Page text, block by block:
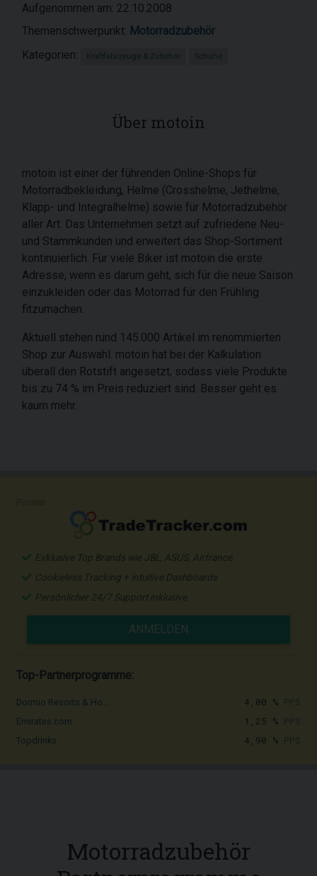
Aufgenommen am: 22.10.2008
Themenschwerpunkt: Motorradzubehör
Kategorien:
Kraftfahrzeuge & Zubehör Schuhe
Über motoin
motoin ist einer der führenden Online-Shops für
Motorradbekleidung, Helme (Crosshelme, Jethelme,
Klapp- und Integralhelme) sowie für Motorradzubehör
aller Art. Das Unternehmen setzt auf zufriedene Neu-
und Stammkunden und erweitert das Shop-Sortiment
kontinuierlich. Für viele Biker ist motoin die erste
Adresse, wenn es darum geht, sich für die neue Saison
einzukleiden oder das Motorrad für den Frühling
fitzumachen.
Aktuell stehen rund 145.000 Artikel im renommierten
Shop zur Auswahl. motoin hat bei der Kalkulation
überall den Rotstift angesetzt, sodass viele Produkte
bis zu 74 % im Preis reduziert sind. Besser geht es
kaum mehr.
Exklusive Top Brands wie JBL, ASUS, Airfrance
Cookieless Tracking + intuitive Dashboards
Persönlicher 24/7 Support inklusive
ANMELDEN
Top-Partnerprogramme:
Dormio Resorts & Ho... 4,00 %
Emirates.com 1,25 %
Topdrinks 4,90 %
Motorradzubehör